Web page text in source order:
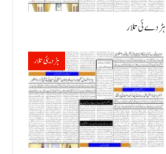
ہڑدے ئی تلار
ہڑدیئی تلار